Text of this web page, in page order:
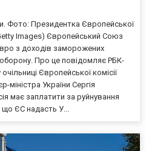
Фото: Президентка Європейської
Images) Європейський Союз
з доходів заморожених
оборону. Про це повідомляє РБК-
Європейської комісії
України Сергія
має заплатити за руйнування
ЄС надасть У...